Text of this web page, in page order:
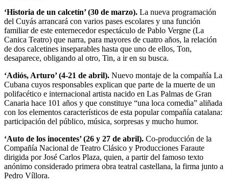
‘Historia de un calcetín’ (30 de marzo). La nueva programación
del Cuyás arrancará con varios pases escolares y una función
familiar de este enternecedor espectáculo de Pablo Vergne (La
Canica Teatro) que narra, para mayores de cuatro años, la relación
de dos calcetines inseparables hasta que uno de ellos, Ton,
desaparece, obligando al otro, Tin, a ir en su busca.
‘Adiós, Arturo’ (4-21 de abril). Nuevo montaje de la compañía La
Cubana cuyos responsables explican que parte de la muerte de un
polifacético e internacional artista nacido en Las Palmas de Gran
Canaria hace 101 años y que constituye “una loca comedia” aliñada
con los elementos característicos de esta popular compañía catalana:
participación del público, música, sorpresas y mucho humor.
‘Auto de los inocentes’ (26 y 27 de abril). Co-producción de la
Compañía Nacional de Teatro Clásico y Producciones Faraute
dirigida por José Carlos Plaza, quien, a partir del famoso texto
anónimo considerado primera obra teatral castellana, la firma junto a
Pedro Víllora.